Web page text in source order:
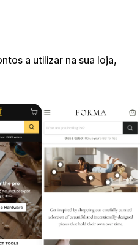
a utilizar na sua loja,